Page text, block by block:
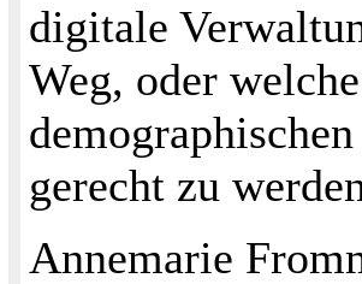
digitale
Weg, oder
gerecht zu
Annemarie